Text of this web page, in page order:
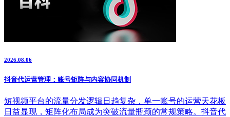
2026.08.06
抖音代运营管理：账号矩阵与内容协同机制
短视频平台的流量分发逻辑日趋复杂，单一账号的运营天花板
日益显现，矩阵化布局成为突破流量瓶颈的常规策略。抖音代